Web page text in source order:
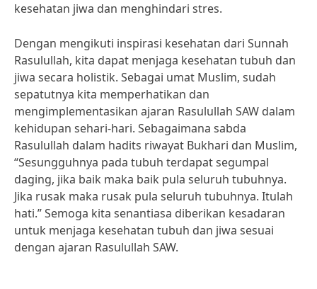
kesehatan jiwa dan menghindari stres.
Dengan mengikuti inspirasi kesehatan dari Sunnah
Rasulullah, kita dapat menjaga kesehatan tubuh dan
jiwa secara holistik. Sebagai umat Muslim, sudah
sepatutnya kita memperhatikan dan
mengimplementasikan ajaran Rasulullah SAW dalam
kehidupan sehari-hari. Sebagaimana sabda
Rasulullah dalam hadits riwayat Bukhari dan Muslim,
“Sesungguhnya pada tubuh terdapat segumpal
daging, jika baik maka baik pula seluruh tubuhnya.
Jika rusak maka rusak pula seluruh tubuhnya. Itulah
hati.” Semoga kita senantiasa diberikan kesadaran
untuk menjaga kesehatan tubuh dan jiwa sesuai
dengan ajaran Rasulullah SAW.